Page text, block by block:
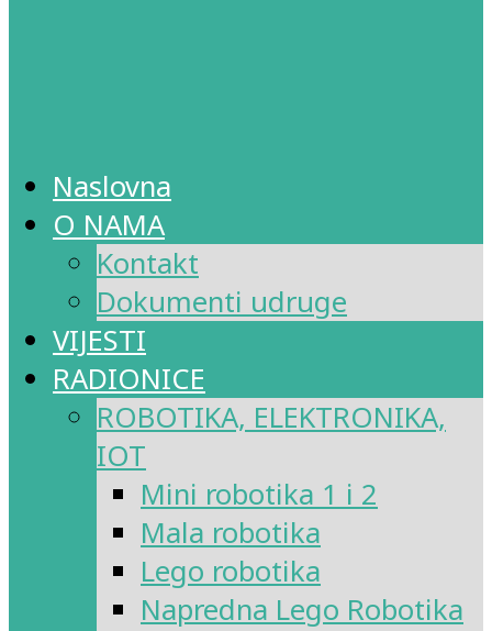
Naslovna
O NAMA
Kontakt
Dokumenti udruge
VIJESTI
RADIONICE
ROBOTIKA, ELEKTRONIKA,
IOT
Mini robotika 1 i 2
Mala robotika
Lego robotika
Napredna Lego Robotika